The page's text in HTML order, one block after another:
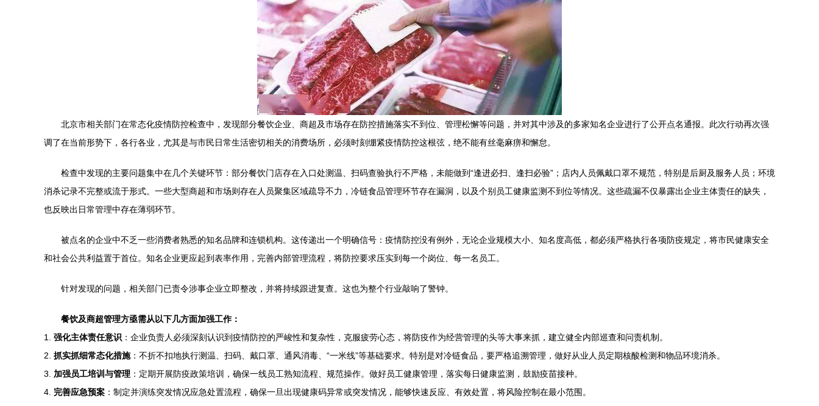
北京市相关部门在常态化疫情防控检查中，发现部分餐饮企业、商超及市场存在防控措施落实不到位、管理松懈等问题，并对其中涉及的多家知名企业进行了公开点名通报。此次行动再次强
调了在当前形势下，各行各业，尤其是与市民日常生活密切相关的消费场所，必须时刻绷紧疫情防控这根弦，绝不能有丝毫麻痹和懈怠。
检查中发现的主要问题集中在几个关键环节：部分餐饮门店存在入口处测温、扫码查验执行不严格，未能做到“逢进必扫、逢扫必验”；店内人员佩戴口罩不规范，特别是后厨及服务人员；环境
消杀记录不完整或流于形式。一些大型商超和市场则存在人员聚集区域疏导不力，冷链食品管理环节存在漏洞，以及个别员工健康监测不到位等情况。这些疏漏不仅暴露出企业主体责任的缺失，
也反映出日常管理中存在薄弱环节。
被点名的企业中不乏一些消费者熟悉的知名品牌和连锁机构。这传递出一个明确信号：疫情防控没有例外，无论企业规模大小、知名度高低，都必须严格执行各项防疫规定，将市民健康安全
和社会公共利益置于首位。知名企业更应起到表率作用，完善内部管理流程，将防控要求压实到每一个岗位、每一名员工。
针对发现的问题，相关部门已责令涉事企业立即整改，并将持续跟进复查。这也为整个行业敲响了警钟。
餐饮及商超管理方亟需从以下几方面加强工作：
1. 强化主体责任意识 ：企业负责人必须深刻认识到疫情防控的严峻性和复杂性，克服疲劳心态，将防疫作为经营管理的头等大事来抓，建立健全内部巡查和问责机制。
2. 抓实抓细常态化措施：不折不扣地执行测温、扫码、戴口罩、通风消毒、“一米线”等基础要求。特别是对冷链食品，要严格追溯管理，做好从业人员定期核酸检测和物品环境消杀。
3. 加强员工培训与管理 ：定期开展防疫政策培训，确保一线员工熟知流程、规范操作。做好员工健康管理，落实每日健康监测，鼓励疫苗接种。
4. 完善应急预案 ：制定并演练突发情况应急处置流程，确保一旦出现健康码异常或突发情况，能够快速反应、有效处置，将风险控制在最小范围。